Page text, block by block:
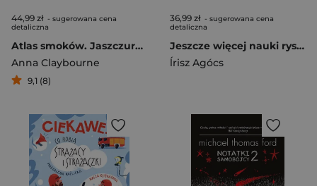
44,99 zł - sugerowana cena
detaliczna
Atlas smoków. Jaszczurze plemię z różnych stron świata
Anna Claybourne
9,1 (8)
36,99 zł - sugerowana cena
detaliczna
Jeszcze więcej nauki rysowania. Zacznij od ziemniaczka
ĺrisz Agócs